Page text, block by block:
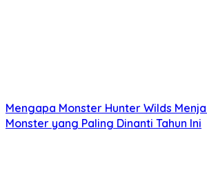
Mengapa Monster Hunter Wilds
Monster yang Paling Dinanti Tahun Ini